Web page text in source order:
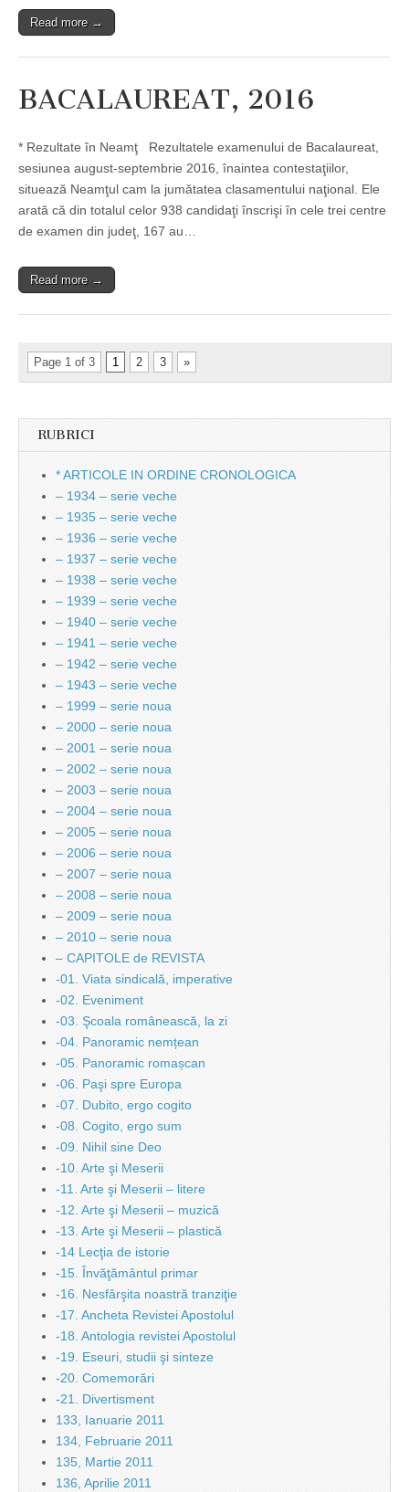
Read more →
BACALAUREAT, 2016
* Rezultate în Neamţ Rezultatele examenului de Bacalaureat,
sesiunea august-septembrie 2016, înaintea contestaţiilor,
situează Neamţul cam la jumătatea clasamentului naţional. Ele
arată că din totalul celor 938 candidaţi înscrişi în cele trei centre
de examen din judeţ, 167 au…
Read more →
Page 1 of 3 1 2 3 »
RUBRICI
* ARTICOLE IN ORDINE CRONOLOGICA
– 1934 – serie veche
– 1935 – serie veche
– 1936 – serie veche
– 1937 – serie veche
– 1938 – serie veche
– 1939 – serie veche
– 1940 – serie veche
– 1941 – serie veche
– 1942 – serie veche
– 1943 – serie veche
– 1999 – serie noua
– 2000 – serie noua
– 2001 – serie noua
– 2002 – serie noua
– 2003 – serie noua
– 2004 – serie noua
– 2005 – serie noua
– 2006 – serie noua
– 2007 – serie noua
– 2008 – serie noua
– 2009 – serie noua
– 2010 – serie noua
– CAPITOLE de REVISTA
-01. Viata sindicală, imperative
-02. Eveniment
-03. Şcoala românească, la zi
-04. Panoramic nemțean
-05. Panoramic romașcan
-06. Paşi spre Europa
-07. Dubito, ergo cogito
-08. Cogito, ergo sum
-09. Nihil sine Deo
-10. Arte şi Meserii
-11. Arte şi Meserii – litere
-12. Arte şi Meserii – muzică
-13. Arte şi Meserii – plastică
-14 Lecţia de istorie
-15. Învăţământul primar
-16. Nesfârşita noastră tranziţie
-17. Ancheta Revistei Apostolul
-18. Antologia revistei Apostolul
-19. Eseuri, studii şi sinteze
-20. Comemorări
-21. Divertisment
133, Ianuarie 2011
134, Februarie 2011
135, Martie 2011
136, Aprilie 2011